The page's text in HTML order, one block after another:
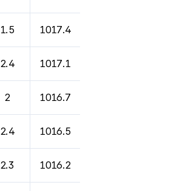
1.5 1017.4
2.4 1017.1
2 1016.7
2.4 1016.5
2.3 1016.2